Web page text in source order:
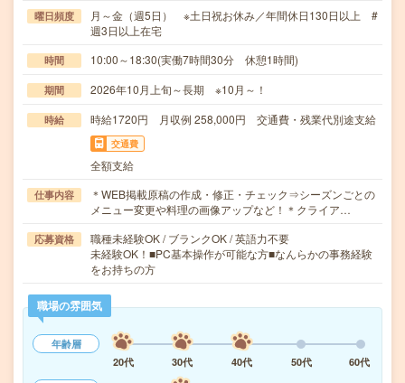
曜日頻度
月～金（週5日） ※土日祝お休み／年間休日130日以上 #
週3日以上在宅
時間 10:00～18:30(実働7時間30分 休憩1時間)
期間 2026年10月上旬～長期 ※10月～！
時給 時給1720円 月収例 258,000円 交通費・残業代別途支給
交通費
全額支給
仕事内容
＊WEB掲載原稿の作成・修正・チェック⇒シーズンごとの
メニュー変更や料理の画像アップなど！＊クライア…
応募資格
職種未経験OK / ブランクOK / 英語力不要
未経験OK！■PC基本操作が可能な方■なんらかの事務経験
をお持ちの方
職場の雰囲気
年齢層
20代
30代 40代 50代
60代